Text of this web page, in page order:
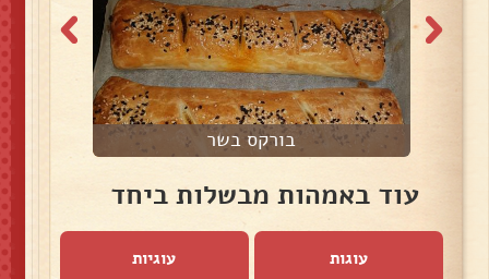
בורקס בשר
עוד באמהות מבשלות ביחד
עוגות עוגיות